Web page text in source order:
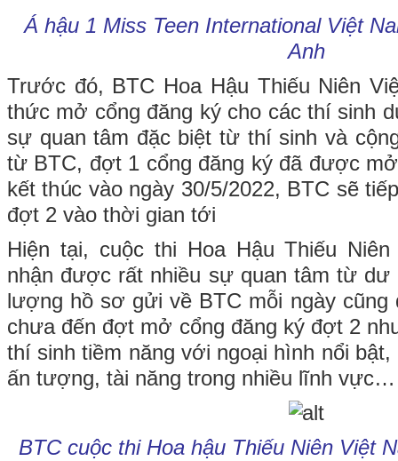
Á hậu 1 Miss Teen International Việt
Anh
Trước đó, BTC Hoa Hậu Thiếu Niên
thức mở cổng đăng ký cho các thí sinh
sự quan tâm đặc biệt từ thí sinh và
từ BTC, đợt 1 cổng đăng ký đã được
kết thúc vào ngày 30/5/2022, BTC sẽ
đợt 2 vào thời gian tới
Hiện tại, cuộc thi Hoa Hậu Thiếu
nhận được rất nhiều sự quan tâm từ dư
lượng hồ sơ gửi về BTC mỗi ngày cũng
chưa đến đợt mở cổng đăng ký đợt 2
thí sinh tiềm năng với ngoại hình nổi bật,
ấn tượng, tài năng trong nhiều lĩnh vực…
BTC cuộc thi Hoa hậu Thiếu Niên Việt